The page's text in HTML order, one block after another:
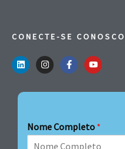
CONECTE-SE CONOSCO
Nome Completo *